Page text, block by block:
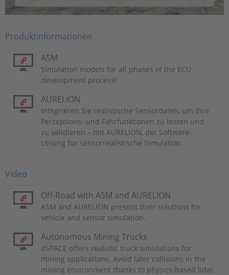
Produktinformationen
ASM
Simulation models for all phases of the ECU
development process!
AURELION
Integrieren Sie realistische Sensordaten, um Ihre
Perzeptions- und Fahrfunktionen zu testen und
zu validieren – mit AURELION, der Software-
Lösung für sensorrealistische Simulation.
Video
Off-Road with ASM and AURELION
ASM and AURELION present their solutions for
vehicle and sensor simulation.
Autonomous Mining Trucks
dSPACE offers realistic truck simulations for
mining applications. Avoid later collisions in the
mining environment thanks to physics-based lidar